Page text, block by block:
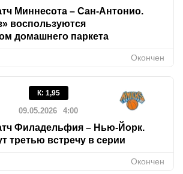
Миннесота – Сан-Антонио.
воспользуются
домашнего паркета
Окончен
К: 1,95
09.05.2026 4:00
Филадельфия – Нью-Йорк.
третью встречу в серии
Окончен